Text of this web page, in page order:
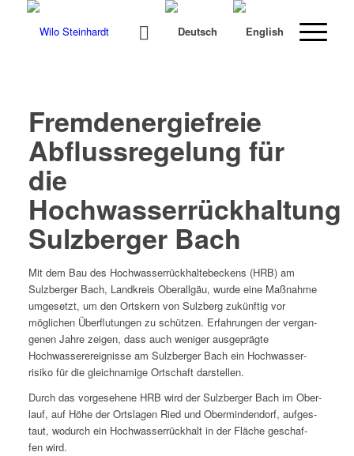
Fremdenergiefreie
Abflussregelung für
die
Hochwasserrückhaltung
Sulzberger Bach
Mit dem Bau des Hochwasser­rück­hal­te­beck­ens (HRB) am
Sulzberg­er Bach, Land­kreis Ober­all­gäu, wurde eine Maß­nahme
umge­set­zt, um den Ortskern von Sulzberg zukün­ftig vor
möglichen Über­flu­tun­gen zu schützen. Erfahrun­gen der ver­gan­
genen Jahre zeigen, dass auch weniger aus­geprägte
Hochwasser­ereignisse am Sulzberg­er Bach ein Hochwasser­
risiko für die gle­ich­namige Ortschaft darstellen.
Durch das vorge­se­hene HRB wird der Sulzberg­er Bach im Ober­
lauf, auf Höhe der Ort­sla­gen Ried und Ober­min­den­dorf, aufges­
taut, wodurch ein Hochwasser­rück­halt in der Fläche geschaf­
fen wird.